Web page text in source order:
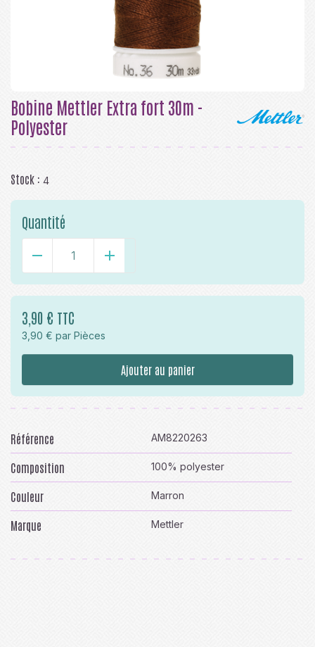
Bobine Mettler Extra fort 30m -
Polyester
Stock : 4
Quantité
- +
3,90 € TTC
3,90 € par Pièces
Ajouter au panier
Référence AM8220263
Composition 100% polyester
Couleur Marron
Marque Mettler